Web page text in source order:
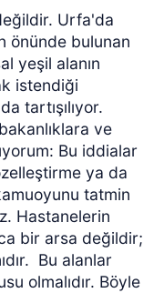
Urfa'da
önünde bulunan
yeşil alanın
istendiği
tartışılıyor.
ve
Bu iddialar
ya da
tatmin
Hastanelerin
bir arsa değildir;
Bu alanlar
olmalıdır. Böyle